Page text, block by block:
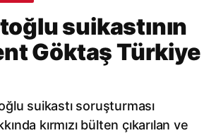
suikastının
Göktaş Türkiye
suikastı soruşturması
kırmızı bülten çıkarılan ve